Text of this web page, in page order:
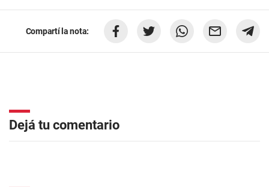
Compartí la nota:
Dejá tu comentario